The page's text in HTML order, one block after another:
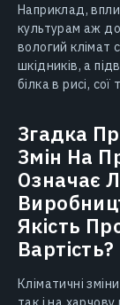
Наприклад,
культурам аж
вологий клімат
шкідників, а
білка в рисі, сої
Згадка
Змін На
Означає
Якість
Вартість?
Кліматичні